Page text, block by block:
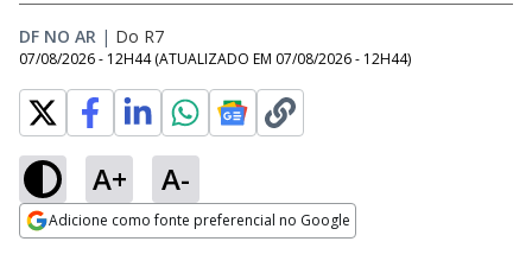
DF NO AR | Do R7
07/08/2026 - 12H44 (ATUALIZADO EM 07/08/2026 - 12H44)
A+ A-
Adicione como fonte preferencial no Google
Ativar
Loaded:
11.85%